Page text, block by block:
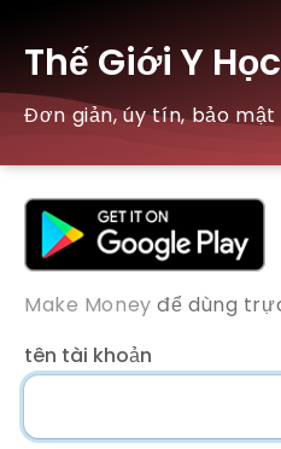
Thế Giới Y Học
Đơn giản, úy tín, bảo mật
Make Money để dùng
tên tài khoản